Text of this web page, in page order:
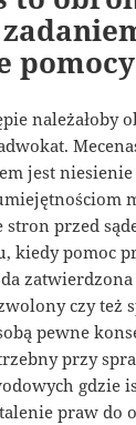
należałoby
jest
przed
kiedy pomoc
czy też
pewne
przy
gdzie
praw do